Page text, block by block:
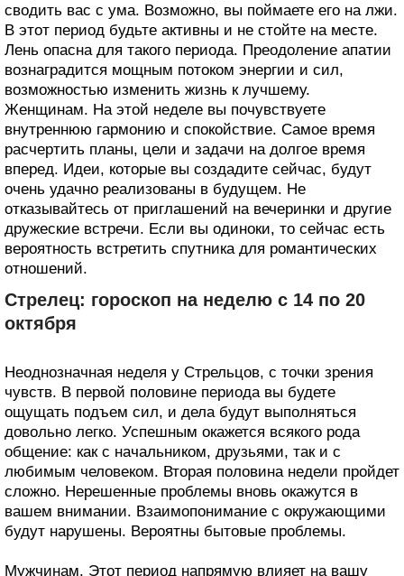
сводить вас с ума. Возможно, вы поймаете его на лжи.
В этот период будьте активны и не стойте на месте.
Лень опасна для такого периода. Преодоление апатии
вознаградится мощным потоком энергии и сил,
возможностью изменить жизнь к лучшему.
Женщинам. На этой неделе вы почувствуете
внутреннюю гармонию и спокойствие. Самое время
расчертить планы, цели и задачи на долгое время
вперед. Идеи, которые вы создадите сейчас, будут
очень удачно реализованы в будущем. Не
отказывайтесь от приглашений на вечеринки и другие
дружеские встречи. Если вы одиноки, то сейчас есть
вероятность встретить спутника для романтических
отношений.
Стрелец: гороскоп на неделю с 14 по 20
октября
Неоднозначная неделя у Стрельцов, с точки зрения
чувств. В первой половине периода вы будете
ощущать подъем сил, и дела будут выполняться
довольно легко. Успешным окажется всякого рода
общение: как с начальником, друзьями, так и с
любимым человеком. Вторая половина недели пройдет
сложно. Нерешенные проблемы вновь окажутся в
вашем внимании. Взаимопонимание с окружающими
будут нарушены. Вероятны бытовые проблемы.
Мужчинам. Этот период напрямую влияет на вашу